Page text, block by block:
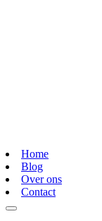
Home
Blog
Over ons
Contact